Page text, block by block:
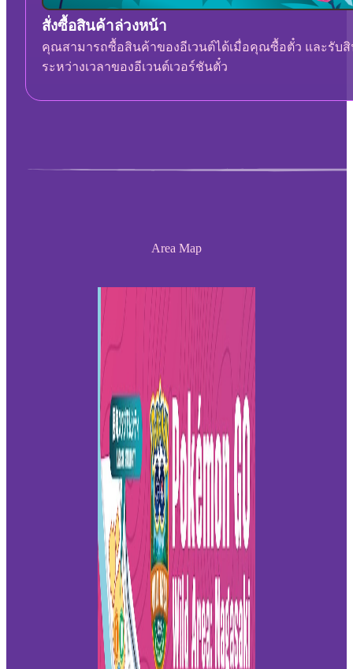
สั่งซื้อสินค้าล่วงหน้า
คุณสามารถซื้อสินค้าของอีเวนต์ได้เมื่อคุณซื้อตั๋ว และรับ
ระหว่างเวลาของอีเวนต์เวอร์ชันตั๋ว
Area Map